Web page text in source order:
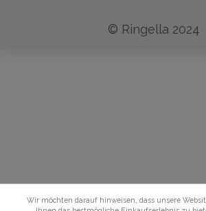
© Ringella 2024
Wir möchten darauf hinweisen, dass unsere